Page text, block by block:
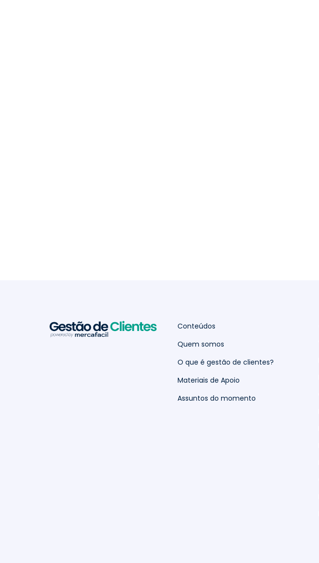
Conteúdos
Quem somos
O que é gestão de clientes?
Materiais de Apoio
Assuntos do momento